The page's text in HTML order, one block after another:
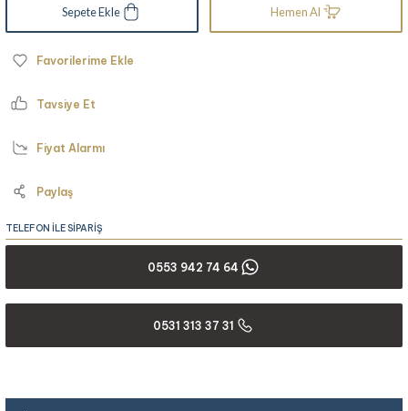
Sepete Ekle Hemen Al
Tavsiye Et
Fiyat Alarmı
Paylaş
TELEFON İLE SİPARİŞ
0553 942 74 64
0531 313 37 31